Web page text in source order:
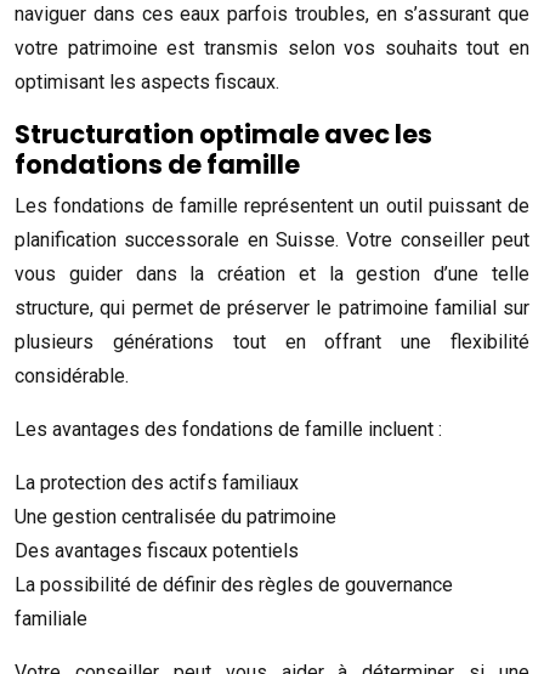
naviguer dans ces eaux parfois troubles, en s’assurant que
votre patrimoine est transmis selon vos souhaits tout en
optimisant les aspects fiscaux.
Structuration optimale avec les
fondations de famille
Les fondations de famille représentent un outil puissant de
planification successorale en Suisse. Votre conseiller peut
vous guider dans la création et la gestion d’une telle
structure, qui permet de préserver le patrimoine familial sur
plusieurs générations tout en offrant une flexibilité
considérable.
Les avantages des fondations de famille incluent :
La protection des actifs familiaux
Une gestion centralisée du patrimoine
Des avantages fiscaux potentiels
La possibilité de définir des règles de gouvernance
familiale